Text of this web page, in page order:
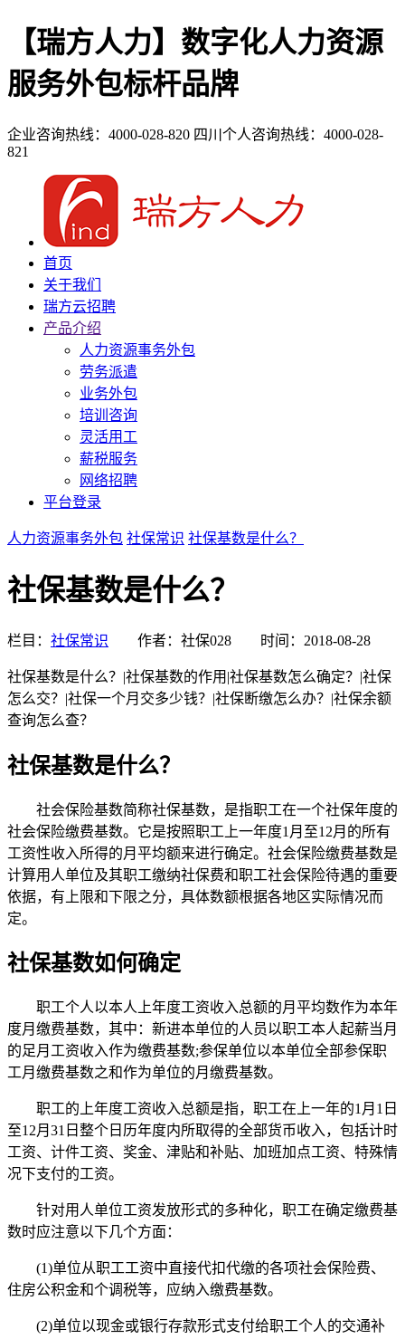
【瑞方人力】数字化人力资源
服务外包标杆品牌
企业咨询热线：4000-028-820 四川个人咨询热线：4000-028-
821
首页
关于我们
瑞方云招聘
产品介绍
人力资源事务外包
劳务派遣
业务外包
培训咨询
灵活用工
薪税服务
网络招聘
平台登录
人力资源事务外包 社保常识 社保基数是什么？
社保基数是什么？
栏目： 社保常识 作者：社保028 时间：2018-08-28
社保基数是什么？|社保基数的作用|社保基数怎么确定？|社保
怎么交？|社保一个月交多少钱？|社保断缴怎么办？|社保余额
查询怎么查？
社保基数是什么？
社会保险基数简称社保基数，是指职工在一个社保年度的
社会保险缴费基数。它是按照职工上一年度1月至12月的所有
工资性收入所得的月平均额来进行确定。社会保险缴费基数是
计算用人单位及其职工缴纳社保费和职工社会保险待遇的重要
依据，有上限和下限之分，具体数额根据各地区实际情况而
定。
社保基数如何确定
职工个人以本人上年度工资收入总额的月平均数作为本年
度月缴费基数，其中：新进本单位的人员以职工本人起薪当月
的足月工资收入作为缴费基数;参保单位以本单位全部参保职
工月缴费基数之和作为单位的月缴费基数。
职工的上年度工资收入总额是指，职工在上一年的1月1日
至12月31日整个日历年度内所取得的全部货币收入，包括计时
工资、计件工资、奖金、津贴和补贴、加班加点工资、特殊情
况下支付的工资。
针对用人单位工资发放形式的多种化，职工在确定缴费基
数时应注意以下几个方面：
(1)单位从职工工资中直接代扣代缴的各项社会保险费、
住房公积金和个调税等，应纳入缴费基数。
(2)单位以现金或银行存款形式支付给职工个人的交通补